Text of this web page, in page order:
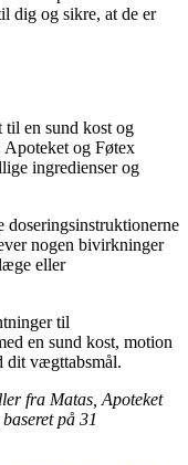
dig og sikre, at de er
en sund kost og
og Føtex
ingredienser og
nogen bivirkninger
eller
til
en sund kost, motion
dit vægttabsmål.
fra Matas, Apoteket
på 31